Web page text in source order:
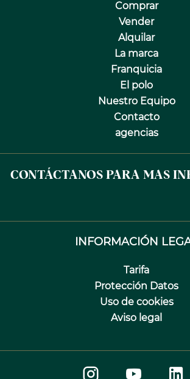
Comprar
Vender
Alquilar
La marca
Franquicia
El polo
Nuestro Equipo
Contacto
agencias
CONTÁCTANOS PARA MAS
INFORMACIÓN
Tarifa
Protección Datos
Uso de cookies
Aviso legal